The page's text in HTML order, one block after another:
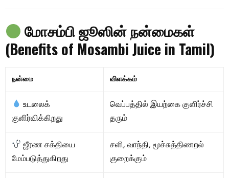
மோசம்பி ஜூஸின் நன்மைகள்
(Benefits of Mosambi Juice in Tamil)
நன்மை விளக்கம்
உடலைக்
குளிர்விக்கிறது
வெப்பத்தில் இயற்கை குளிர்ச்சி
தரும்
ஜீரண சக்தியை
மேம்படுத்துகிறது
சளி, வாந்தி, மூச்சுத்திணறல்
குறைக்கும்